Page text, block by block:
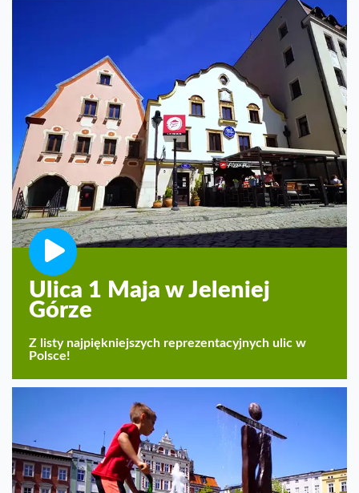
Ulica 1 Maja w Jeleniej
Górze
Z listy najpiękniejszych reprezentacyjnych ulic w
Polsce!